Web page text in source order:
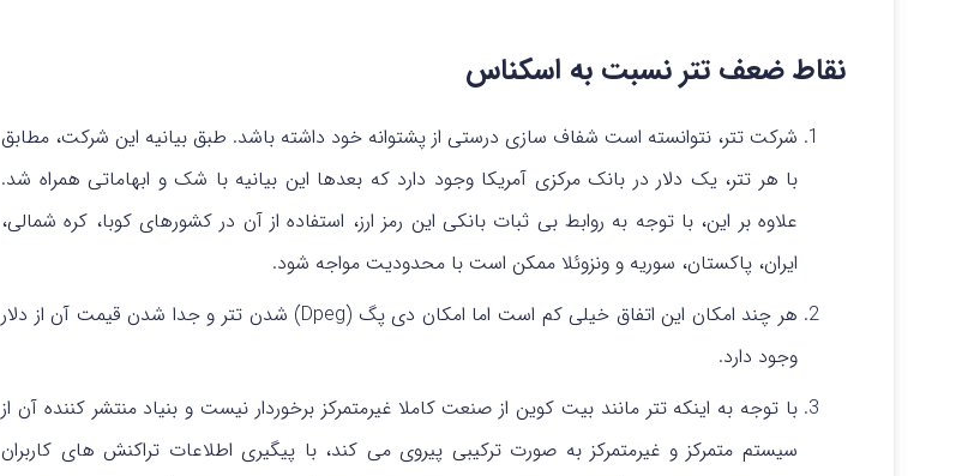
نقاط ضعف تتر نسبت به اسکناس
شرکت تتر، نتوانسته است شفاف سازی درستی از پشتوانه خود داشته باشد. طبق بیانیه این شرکت، مطابق
با هر تتر، یک دلار در بانک مرکزی آمریکا وجود دارد که بعدها این بیانیه با شک و ابهاماتی همراه شد.
علاوه بر این، با توجه به روابط بی ثبات بانکی این رمز ارز، استفاده از آن در کشورهای کوبا، کره شمالی،
ایران، پاکستان، سوریه و ونزوئلا ممکن است با محدودیت مواجه شود.
هر چند امکان این اتفاق خیلی کم است اما امکان دی پگ (Dpeg) شدن تتر و جدا شدن قیمت آن از دلار
وجود دارد.
با توجه به اینکه تتر مانند بیت کوین از صنعت کاملا غیرمتمرکز برخوردار نیست و بنیاد منتشر کننده آن از
سیستم متمرکز و غیرمتمرکز به صورت ترکیبی پیروی می کند، با پیگیری اطلاعات تراکنش های کاربران